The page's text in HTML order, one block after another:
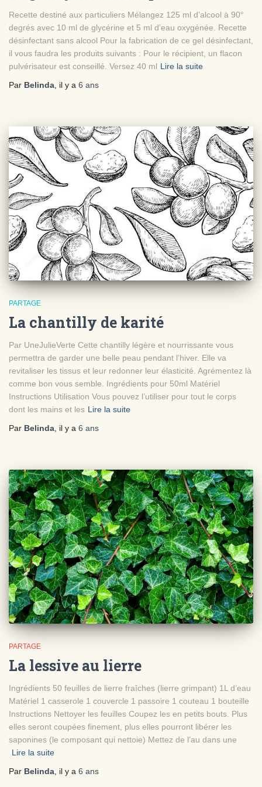
Recette destiné aux particuliers Mélangez 125 ml d’alcool à 90°
degrés avec 10 ml de glycérine et 5 ml d’eau oxygénée. Recette
désinfectant sans alcool Pour la fabrication de ce gel désinfectant,
il vous faudra les produits suivants : Pour le récipient, un flacon
pulvérisateur est conseillé. Versez 40 ml Lire la suite
Par Belinda , il y a 6 ans
PARTAGE
La chantilly de karité
Par UneJulieVerte Cette chantilly légère et nourrissante vous
permettra de garder une belle peau pendant l’hiver. Elle va
revitaliser les tissus et leur redonner leur élasticité. Agrémentez là
comme bon vous semble. Ingrédients pour 50ml Matériel
Instructions Utilisation Vous pouvez l’utiliser pour tout le corps
dont les mains et les Lire la suite
Par Belinda , il y a 6 ans
PARTAGE
La lessive au lierre
Ingrédients 50 feuilles de lierre fraîches (lierre grimpant) 1L d’eau
Matériel 1 casserole 1 couvercle 1 passoire 1 couteau 1 bouteille
Instructions Nettoyer les feuilles Coupez les en petits bouts. Plus
elles seront coupées finement, plus elles pourront libérer les
saponines (le composant qui nettoie) Mettez de l’au dans une
Lire la suite
Par Belinda , il y a 6 ans